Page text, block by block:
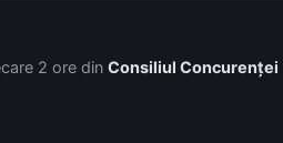
2 ore din Consiliul Concurenței